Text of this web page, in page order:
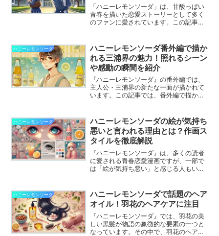
「ハニーレモンソーダ」は、甘酸っぱい
青春を描いた恋愛ストーリーとして多く
のファンに愛されています。この記事で
な効果を与えているのかを考察します。
ハニーレモンソーダ
ハニーレモンソーダ番外編で描か
れる三浦界の魅力！照れるシーン
や感動の瞬間を紹介
『ハニーレモンソーダ』の番外編では、
主人公・三浦界の新たな一面が描かれて
います。この記事では、番外編で描かれ
ハニーレモンソーダ
ハニーレモンソーダの絵が気持ち
悪いと言われる理由とは？作画ス
タイルを徹底解説
『ハニーレモンソーダ』は、多くの読者
に愛される青春恋愛漫画ですが、一部で
は「絵が気持ち悪い」と感じる人もいる
析し、その魅力や個性についても深掘り
します。
ハニーレモンソーダ
ハニーレモンソーダで話題のヘア
オイル！羽花のヘアケアに注目
『ハニーレモンソーダ』では、羽花の美
しい黒髪が物語の象徴的な要素の一つと
なっています。その中で、羽花のヘアケ